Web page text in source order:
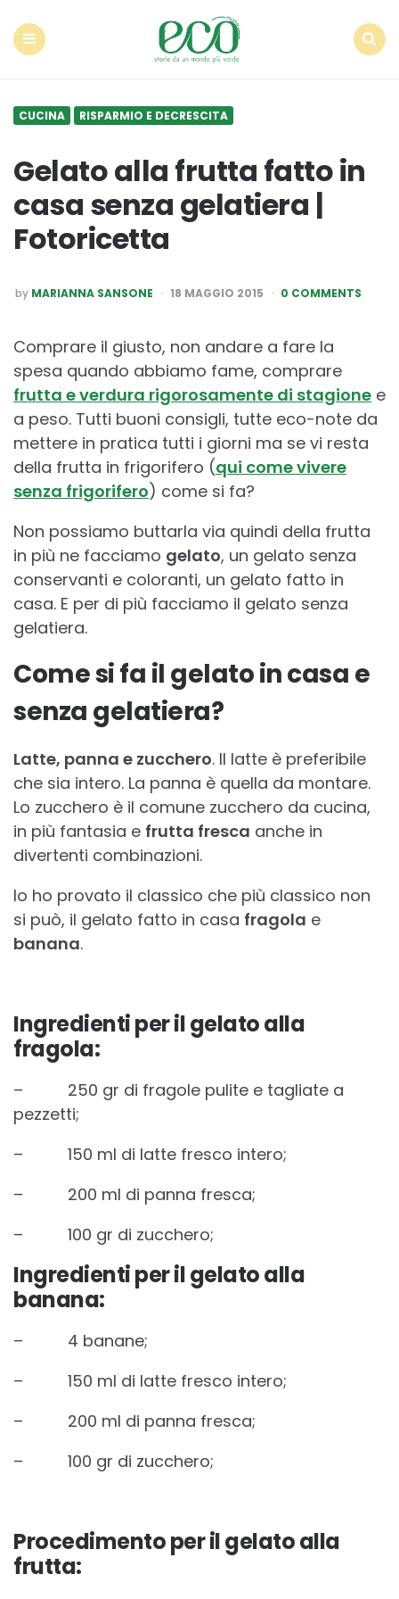
CUCINA RISPARMIO E DECRESCITA
Gelato alla frutta fatto in
casa senza gelatiera |
Fotoricetta
POSTED
BY
by MARIANNA SANSONE 18 MAGGIO 2015 0 COMMENTS
Comprare il giusto, non andare a fare la
spesa quando abbiamo fame, comprare
frutta e verdura rigorosamente di stagione e
a peso. Tutti buoni consigli, tutte eco-note da
mettere in pratica tutti i giorni ma se vi resta
della frutta in frigorifero (qui come vivere
senza frigorifero) come si fa?
Non possiamo buttarla via quindi della frutta
in più ne facciamo gelato, un gelato senza
conservanti e coloranti, un gelato fatto in
casa. E per di più facciamo il gelato senza
gelatiera.
Come si fa il gelato in casa e
senza gelatiera?
Latte, panna e zucchero. Il latte è preferibile
che sia intero. La panna è quella da montare.
Lo zucchero è il comune zucchero da cucina,
in più fantasia e frutta fresca anche in
divertenti combinazioni.
Io ho provato il classico che più classico non
si può, il gelato fatto in casa fragola e
banana.
Ingredienti per il gelato alla
fragola:
– 250 gr di fragole pulite e tagliate a
pezzetti;
– 150 ml di latte fresco intero;
– 200 ml di panna fresca;
– 100 gr di zucchero;
Ingredienti per il gelato alla
banana:
– 4 banane;
– 150 ml di latte fresco intero;
– 200 ml di panna fresca;
– 100 gr di zucchero;
Procedimento per il gelato alla
frutta: